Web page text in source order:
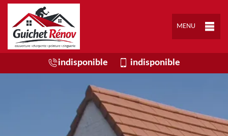
MENU
indisponible indisponible